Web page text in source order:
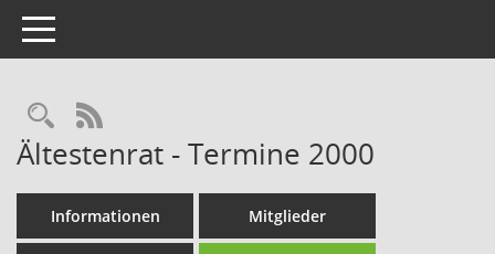
Toggle navigation
Rechercheauswahl
RSS-Feed
Ältestenrat - Termine 2000
Informationen Mitglieder